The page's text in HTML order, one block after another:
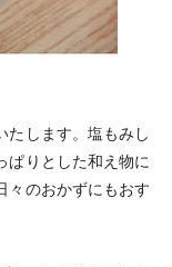
たします。塩もみし
ぱりとした和え物に
々のおかずにもおす